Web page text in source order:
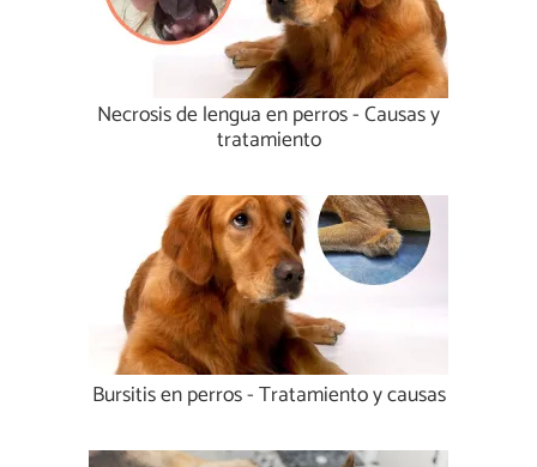
Necrosis de lengua en perros - Causas y
tratamiento
Bursitis en perros - Tratamiento y causas